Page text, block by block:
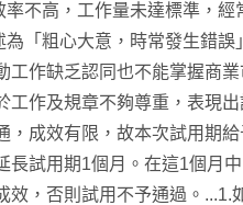
率不高，工作量未達標準，
為「粗心大意，時常發生錯
工作缺乏認同也不能掌握商
工作及規章不夠尊重，表現
，成效有限，故本次試用期
長試用期1個月。在這1個月
效，否則試用不予通過。